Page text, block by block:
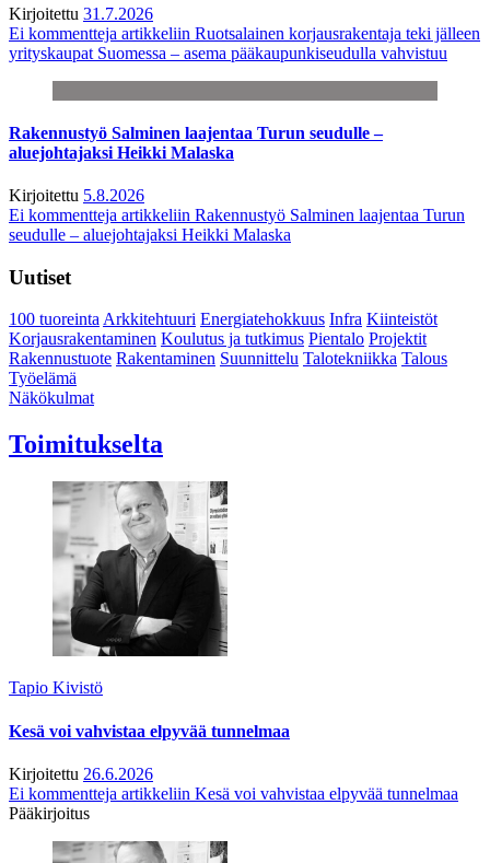
Kirjoitettu 31.7.2026
Ei kommentteja artikkeliin Ruotsalainen korjausrakentaja teki jälleen
yrityskaupat Suomessa – asema pääkaupunkiseudulla vahvistuu
Rakennustyö Salminen laajentaa Turun seudulle –
aluejohtajaksi Heikki Malaska
Kirjoitettu 5.8.2026
Ei kommentteja artikkeliin Rakennustyö Salminen laajentaa Turun
seudulle – aluejohtajaksi Heikki Malaska
Uutiset
100 tuoreintaArkkitehtuuri Energiatehokkuus Infra Kiinteistöt
Korjausrakentaminen Koulutus ja tutkimus Pientalo Projektit
Rakennustuote Rakentaminen Suunnittelu Talotekniikka Talous
Työelämä
Näkökulmat
Toimitukselta
Tapio Kivistö
Kesä voi vahvistaa elpyvää tunnelmaa
Kirjoitettu 26.6.2026
Ei kommentteja artikkeliin Kesä voi vahvistaa elpyvää tunnelmaa
Pääkirjoitus